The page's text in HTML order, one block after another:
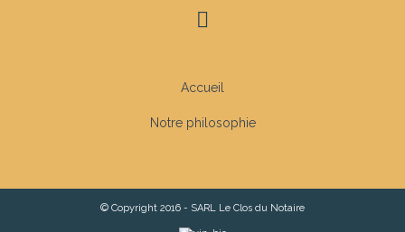
Accueil
Notre philosophie
© Copyright 2016 - SARL Le Clos du Notaire